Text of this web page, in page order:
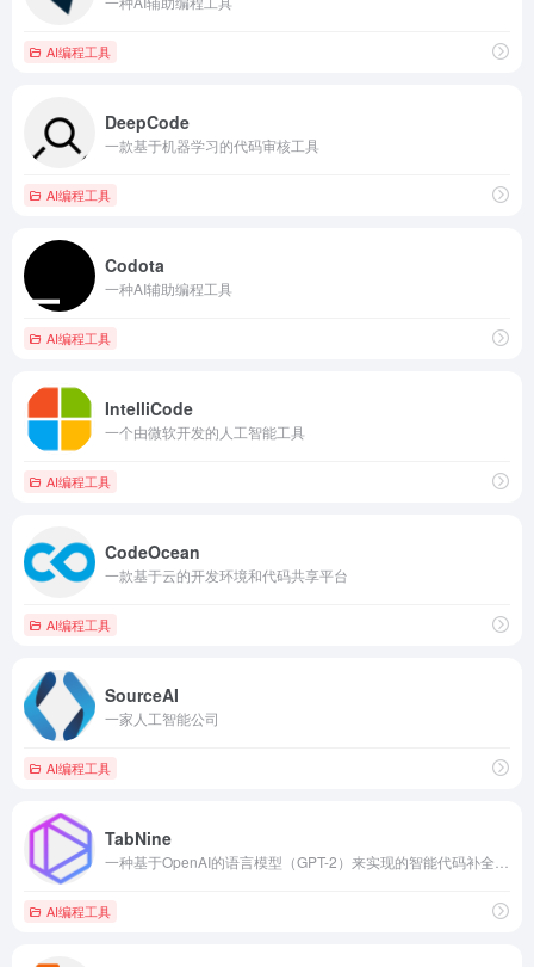
AI编程工具
DeepCode
一款基于机器学习的代码审核工具
AI编程工具
Codota
一种AI辅助编程工具
AI编程工具
IntelliCode
一个由微软开发的人工智能工具
AI编程工具
CodeOcean
一款基于云的开发环境和代码共享平台
AI编程工具
SourceAI
一家人工智能公司
AI编程工具
TabNine
AI编程工具